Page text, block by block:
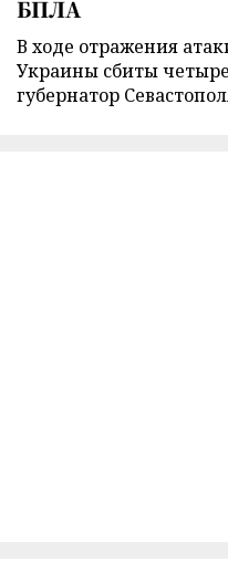
БПЛА
В ходе отражения
Украины сбиты
губернатор